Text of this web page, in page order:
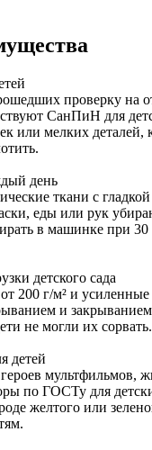
проверку на
СанПиН для
или мелких деталей,
день
ткани с
еды или рук
в машинке при 30
детского сада
200 г/м² и
и
не могли их сорвать.
детей
мультфильмов,
по ГОСТу для
желтого или